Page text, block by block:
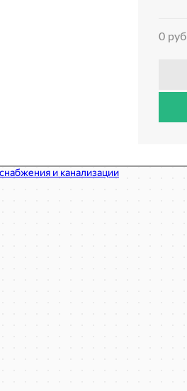
0 руб
канализации в Севастополе
в Севастополе